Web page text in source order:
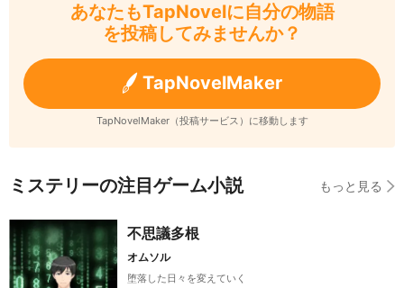
あなたもTapNovelに自分の物語
を投稿してみませんか？
TapNovelMaker
TapNovelMaker（投稿サービス）に移動します
ミステリーの注目ゲーム小説 もっと見る
不思議多根
オムソル
堕落した日々を変えていく